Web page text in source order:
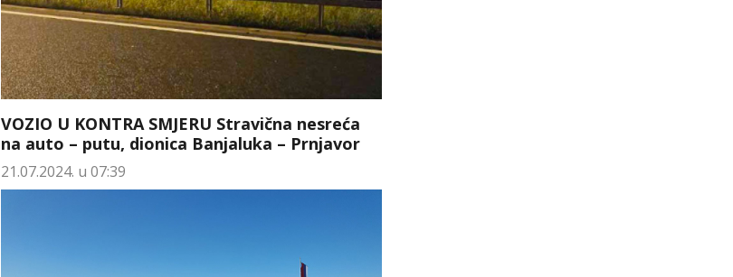
VOZIO U KONTRA SMJERU Stravična nesreća
na auto – putu, dionica Banjaluka – Prnjavor
21.07.2024. u 07:39